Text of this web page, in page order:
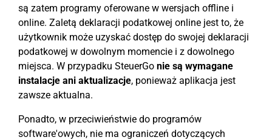
są zatem programy oferowane w wersjach offline i
online. Zaletą deklaracji podatkowej online jest to, że
użytkownik może uzyskać dostęp do swojej deklaracji
podatkowej w dowolnym momencie i z dowolnego
miejsca. W przypadku SteuerGo nie są wymagane
instalacje ani aktualizacje, ponieważ aplikacja jest
zawsze aktualna.
Ponadto, w przeciwieństwie do programów
software'owych, nie ma ograniczeń dotyczących